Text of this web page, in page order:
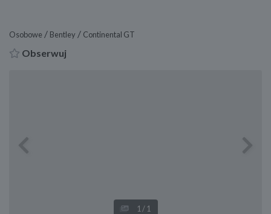
Osobowe / Bentley / Continental GT
Obserwuj
Next
1 /1